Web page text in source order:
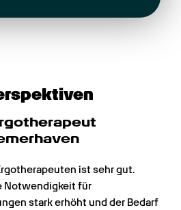
ist sehr gut.
Notwendigkeit für
stark erhöht und der Bedarf